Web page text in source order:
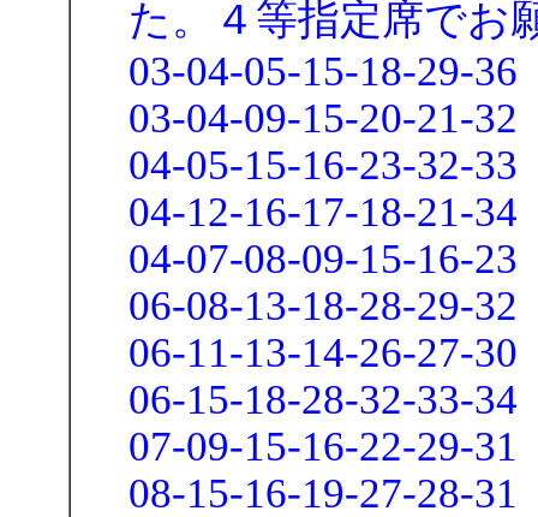
た。４等指定席でお
03-04-05-15-18-29-36
03-04-09-15-20-21-32
04-05-15-16-23-32-33
04-12-16-17-18-21-34
04-07-08-09-15-16-23
06-08-13-18-28-29-32
06-11-13-14-26-27-30
06-15-18-28-32-33-34
07-09-15-16-22-29-31
08-15-16-19-27-28-31